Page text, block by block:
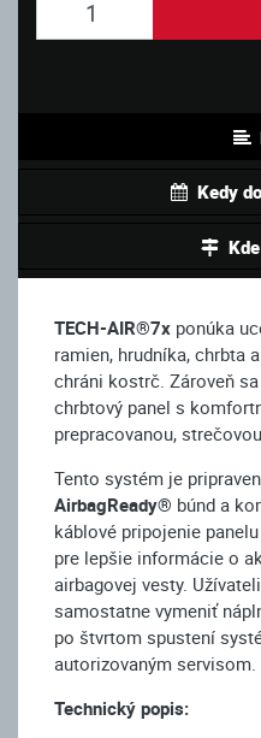
Kedy
TECH-AIR®7x ponúka
ramien, hrudníka, chrbta
chráni kostrč. Zároveň
chrbtový panel s
prepracovanou,
Tento systém je
AirbagReady® búnd a
káblové pripojenie
pre lepšie informácie o
airbagovej vesty.
samostatne vymeniť
po štvrtom spustení
autorizovaným servisom.
Technický popis: